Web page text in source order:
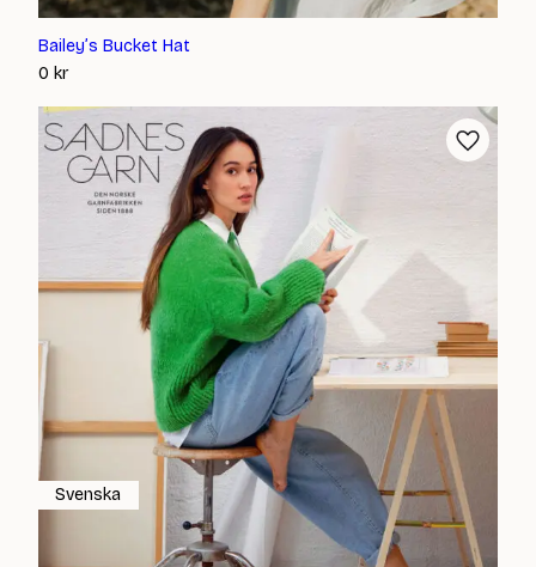
Bailey’s Bucket Hat
0 kr
Svenska